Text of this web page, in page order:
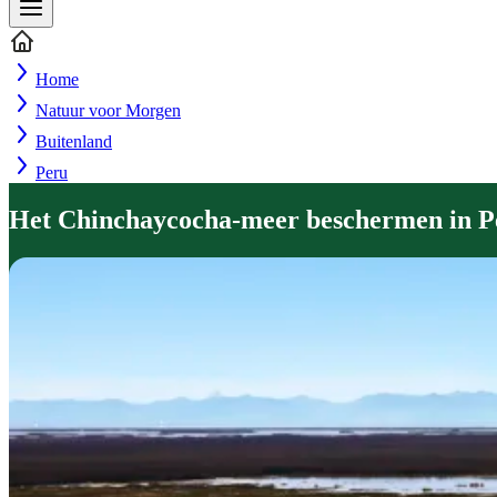
Home
Natuur voor Morgen
Buitenland
Peru
Het Chinchaycocha-meer beschermen in